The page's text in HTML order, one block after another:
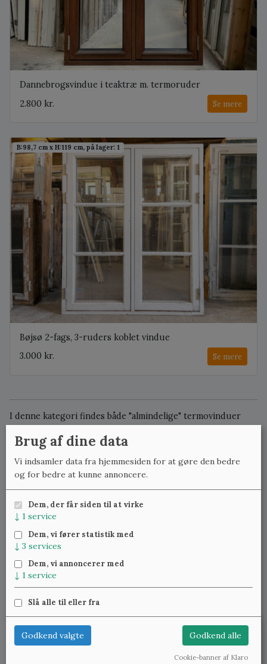
Dannebrogsvindue i teaktræ m. termoruder
2.800 kr.
Se mere
B:98,7 cm x H:119 cm, på lager: 1
Bøjsø 2-fags, 3-ruders koblet vindue
3.000 kr.
Se mere
I denne kategori findes både "almindelige" termovinduer
almindeligvis klassiske, småsprossede vinduer med
enkeltlags-glas, hvor det indvendige koblede vindue tjener
som ekstra isolering. Til forskel fra forsatsvinduer, er en
gør åbning og lukning af vinduet helt simpelt. I nyere
koblede vinduer ses efterhånden, at den koblede rude er en
Leder du efter noget bestemt? Send mig
en mail på
phillip@klassiske-vinduer.dk
22 25 69 11
lennart@studinski.dk
Se mere om:Vores samlinger Træværket,Blæst glas,
Vedligeholdelse
Brug af dine data
Vi indsamler data fra hjemmesiden for at gøre den bedre
og for bedre at kunne annoncere.
Dem, der får siden til at virke
↓ 1 service
Dem, vi fører statistik med
↓ 3 services
Dem, vi annoncerer med
↓ 1 service
Slå alle til eller fra
Godkend valgte Godkend alle
Cookie-banner af Klaro